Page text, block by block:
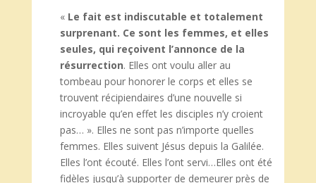
« Le fait est indiscutable et totalement
surprenant. Ce sont les femmes, et elles
seules, qui reçoivent l’annonce de la
résurrection. Elles ont voulu aller au
tombeau pour honorer le corps et elles se
trouvent récipiendaires d’une nouvelle si
incroyable qu’en effet les disciples n’y croient
pas… ». Elles ne sont pas n’importe quelles
femmes. Elles suivent Jésus depuis la Galilée.
Elles l’ont écouté. Elles l’ont servi…Elles ont été
fidèles jusqu’à supporter de demeurer près de